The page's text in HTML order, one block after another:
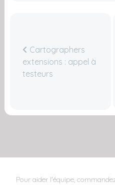
Cartographers
extensions : appel à
testeurs
Pour aider l'équipe,